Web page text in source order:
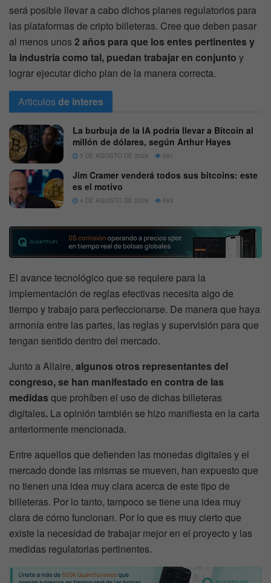
será posible llevar a cabo dichos planes regulatorios para
las plataformas de cripto billeteras. Cree que deben pasar
al menos unos2 años para que los entes pertinentes y
la industria como tal, puedan trabajar en conjunto y
lograr ejecutar dicho plan de la manera correcta.
Articulosde interes
La burbuja de la IA podría llevar a Bitcoin al
millón de dólares, según Arthur Hayes
5 DE AGOSTO DE 2026 591
Jim Cramer venderá todos sus bitcoins: este
es el motivo
4 DE AGOSTO DE 2026 583
El avance tecnológico que se requiere para la
implementación de reglas efectivas necesita algo de
tiempo y trabajo para perfeccionarse. De manera que haya
armonía entre las partes, las reglas y supervisión para que
tengan sentido dentro del mercado.
Junto a Allaire, algunos otros representantes del
congreso, se han manifestado en contra de las
medidas que prohíben el uso de dichas billeteras
digitales. La opinión también se hizo manifiesta en la carta
anteriormente mencionada.
Entre aquellos que defienden las monedas digitales y el
mercado donde las mismas se mueven, han expuesto que
no tienen una idea muy clara acerca de este tipo de
billeteras. Por lo tanto, tampoco se tiene una idea muy
clara de cómo funcionan. Por lo que es muy cierto que
existe la necesidad de trabajar mejor en el proyecto y las
medidas regulatorias pertinentes.